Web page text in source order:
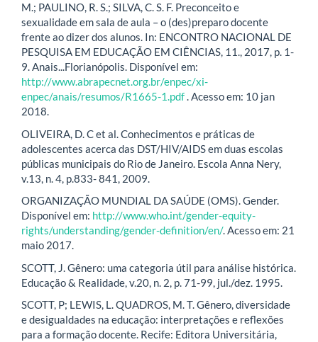
M.; PAULINO, R. S.; SILVA, C. S. F. Preconceito e
sexualidade em sala de aula – o (des)preparo docente
frente ao dizer dos alunos. In: ENCONTRO NACIONAL DE
PESQUISA EM EDUCAÇÃO EM CIÊNCIAS, 11., 2017, p. 1-
9. Anais...Florianópolis. Disponível em:
http://www.abrapecnet.org.br/enpec/xi-
enpec/anais/resumos/R1665-1.pdf. Acesso em: 10 jan
2018.
OLIVEIRA, D. C et al. Conhecimentos e práticas de
adolescentes acerca das DST/HIV/AIDS em duas escolas
públicas municipais do Rio de Janeiro. Escola Anna Nery,
v.13, n. 4, p.833- 841, 2009.
ORGANIZAÇÃO MUNDIAL DA SAÚDE (OMS). Gender.
Disponível em: http://www.who.int/gender-equity-
rights/understanding/gender-definition/en/. Acesso em: 21
maio 2017.
SCOTT, J. Gênero: uma categoria útil para análise histórica.
Educação & Realidade, v.20, n. 2, p. 71-99, jul./dez. 1995.
SCOTT, P; LEWIS, L. QUADROS, M. T. Gênero, diversidade
e desigualdades na educação: interpretações e reflexões
para a formação docente. Recife: Editora Universitária,